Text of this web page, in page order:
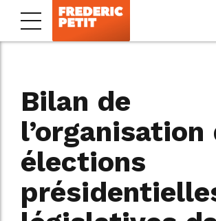
Bilan de
l’organisation
élections